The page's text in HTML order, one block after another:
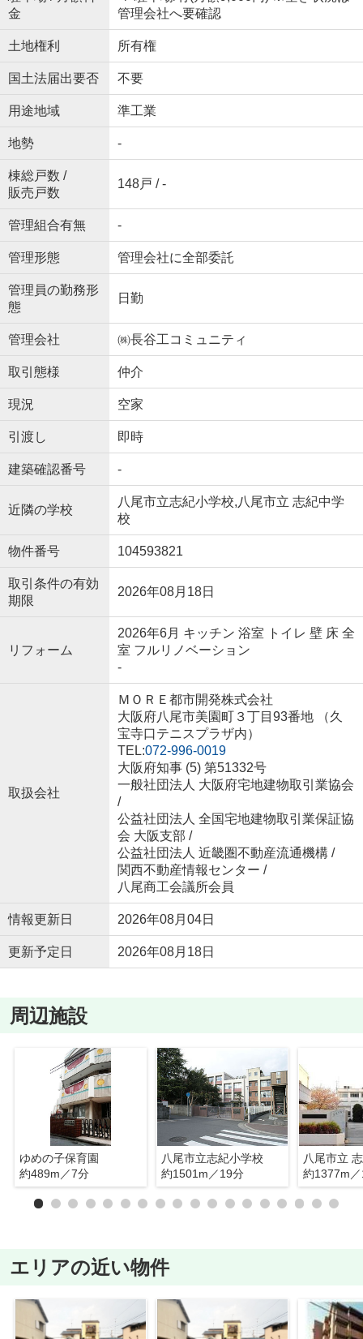
金
管理会社へ要確認
土地権利 所有権
国土法届出要否 不要
用途地域 準工業
地勢 -
棟総戸数 /
販売戸数
148戸 / -
管理組合有無 -
管理形態 管理会社に全部委託
管理員の勤務形
態
日勤
管理会社 ㈱長谷工コミュニティ
取引態様 仲介
現況 空家
引渡し 即時
建築確認番号 -
近隣の学校
八尾市立志紀小学校,八尾市立 志紀中学
校
物件番号 104593821
取引条件の有効
期限
2026年08月18日
リフォーム
2026年6月 キッチン 浴室 トイレ 壁 床 全
室 フルリノベーション
-
取扱会社
ＭＯＲＥ都市開発株式会社
大阪府八尾市美園町３丁目93番地 （久
宝寺口テニスプラザ内）
TEL:072-996-0019
大阪府知事 (5) 第51332号
一般社団法人 大阪府宅地建物取引業協会
/
公益社団法人 全国宅地建物取引業保証協
会 大阪支部 /
公益社団法人 近畿圏不動産流通機構 /
関西不動産情報センター /
八尾商工会議所会員
情報更新日 2026年08月04日
更新予定日 2026年08月18日
周辺施設
ゆめの子保育園
約489m／7分
八尾市立志紀小学校
約1501m／19分
八尾市立
約1377m
エリアの近い物件